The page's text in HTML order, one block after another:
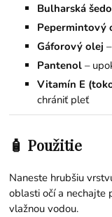
Bulharská
Pepermintový
Gáforový olej
Pantenol –
Vitamín E
chrániť pleť
🧴 Použitie
Naneste hrubšiu
oblasti očí a nechajte
vlažnou vodou.